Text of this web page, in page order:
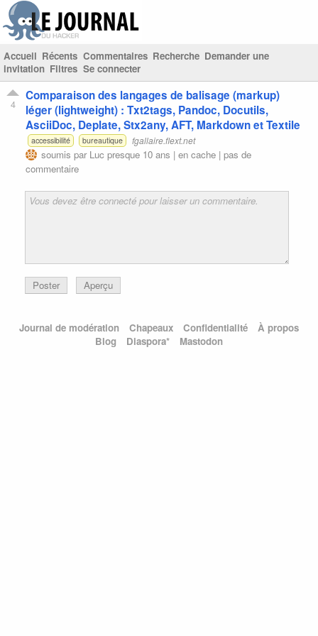
Accueil Récents Commentaires Recherche Demander une
invitation Filtres Se connecter
4
Comparaison des langages de balisage (markup)
léger (lightweight) : Txt2tags, Pandoc, Docutils,
AsciiDoc, Deplate, Stx2any, AFT, Markdown et Textile
accessibilité bureautique fgallaire.flext.net
soumis par Luc presque 10 ans | en cache | pas de
commentaire
Poster Aperçu
Journal de modération Chapeaux Confidentialité
À propos
Blog
Diaspora* Mastodon